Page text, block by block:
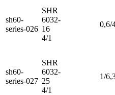
sh60-
series-026
SHR
6032-
16
4/1
0,6/
sh60-
series-027
SHR
6032-
25
4/1
1/